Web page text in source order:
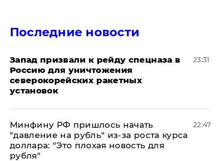
Последние новости
Запад призвали к рейду спецназа в
Россию для уничтожения
северокорейских ракетных
установок
23:31
Минфину РФ пришлось начать
"давление на рубль" из-за роста курса
доллара: "Это плохая новость для
рубля"
22:47